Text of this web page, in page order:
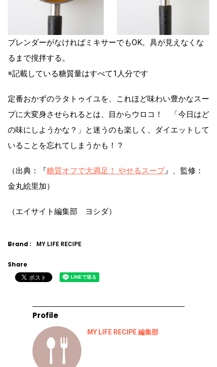
ブレンダーがなければミキサーでもOK。具が見えなくな
るまで撹拌する。
※記載している糖質量はすべて1人分です
定番おかずのラタトゥイユを、これほど味わい豊かなスー
プに大変身させられるとは、目からウロコ！ 「今日はど
の味にしようかな？」と迷うのも楽しく、ダイエットして
いることを忘れてしまうかも！？
（出典：『糖質オフで大満足！ やせるスープ』、監修：
金丸絵里加）
（エイサイト編集部 ヨシダ）
Brand : MY LIFE RECIPE
Share
Profile
MY LIFE RECIPE 編集部